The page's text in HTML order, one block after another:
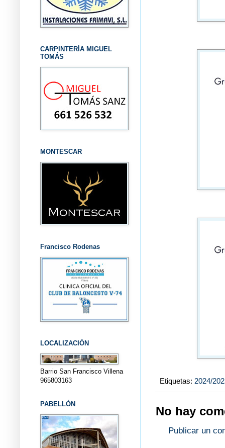
Etiquetas: 2024/
No hay
Publicar un
CARPINTERÍA MIGUEL
TOMÁS
MONTESCAR
Francisco Rodenas
LOCALIZACIÓN
Barrio San Francisco Villena
965803163
PABELLÓN